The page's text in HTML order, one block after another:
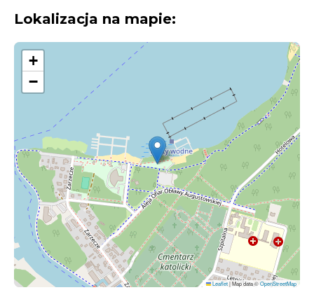
Lokalizacja na mapie:
+
−
Leaflet|Map data ©OpenStreetMap